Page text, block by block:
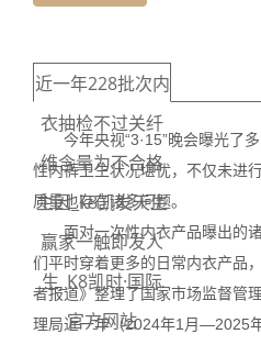
近一年228批次内
衣抽检不过关纤
维含量为不合格
主因_k8凯发天生
赢家一触即发人
生_K8凯时·国际
官方网站
今年央视“3·15”晚会曝光了多
性内裤卫生状况堪忧，不仅未进
质量也存在诸多问题。
面对一次性内衣产品曝出的诸
们平时穿着更多的日常内衣产品
者报道》整理了国家市场监督管
理局近一年（2024年1月—2025